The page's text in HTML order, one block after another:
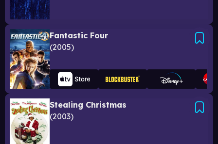
Fantastic Four
2005
Stealing Christmas
2003